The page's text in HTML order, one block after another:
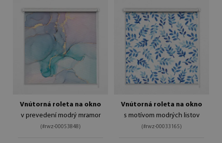
Vnútorná roleta na okno
v prevedení modrý mramor
(#rwz-00053848)
Vnútorná roleta na okno
s motívom modrých listov
(#rwz-00033165)